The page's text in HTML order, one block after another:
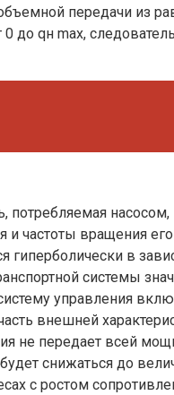
передачи из
qн max,
и частоты вращения
в
системы
управления
внешней
не передает всей
снижаться до
с ростом